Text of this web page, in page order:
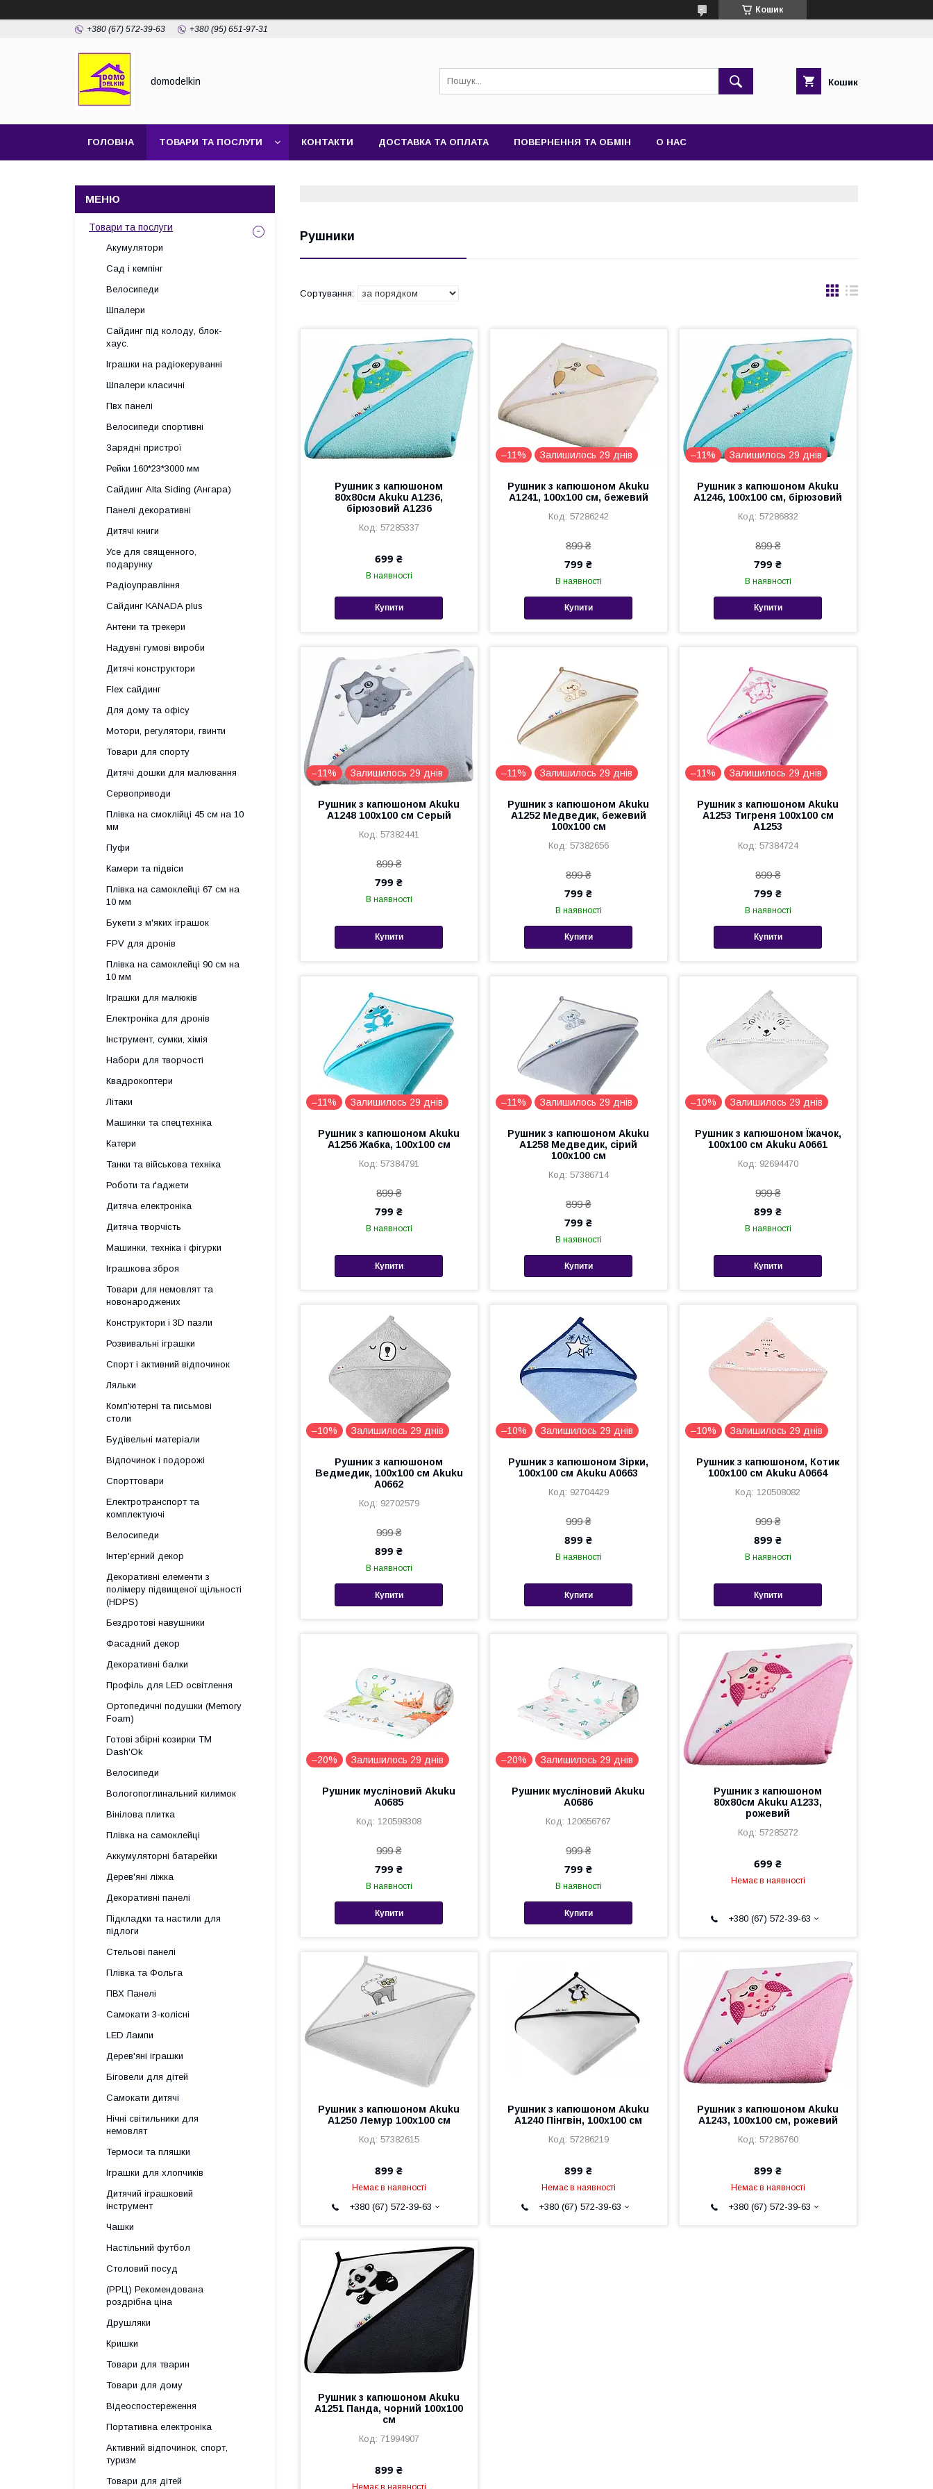
Кошик
+380 (67) 572-39-63 +380 (95) 651-97-31
domodelkin Кошик
ГОЛОВНА ТОВАРИ ТА ПОСЛУГИ КОНТАКТИ ДОСТАВКА ТА ОПЛАТА ПОВЕРНЕННЯ ТА ОБМІН О НАС
Рушники
Рушник з капюшоном
80x80см Akuku A1236,
бірюзовий A1236
57285337
699 ₴
В наявності
Купити
–11% Залишилось 29 днів
Рушник з капюшоном Akuku
A1241, 100x100 см, бежевий
57286242
899 ₴
799 ₴
В наявності
Купити
–11% Залишилось 29 днів
Рушник з капюшоном Akuku
A1246, 100x100 см, бірюзовий
57286832
899 ₴
799 ₴
В наявності
Купити
–11% Залишилось 29 днів
Рушник з капюшоном Akuku
A1248 100x100 см Серый
57382441
899 ₴
799 ₴
В наявності
Купити
–11% Залишилось 29 днів
Рушник з капюшоном Akuku
A1252 Медведик, бежевий
100x100 см
57382656
899 ₴
799 ₴
В наявності
Купити
–11% Залишилось 29 днів
Рушник з капюшоном Akuku
A1253 Тигреня 100x100 см
A1253
57384724
899 ₴
799 ₴
В наявності
Купити
–11% Залишилось 29 днів
Рушник з капюшоном Akuku
A1256 Жабка, 100x100 см
57384791
899 ₴
799 ₴
В наявності
Купити
–11% Залишилось 29 днів
Рушник з капюшоном Akuku
A1258 Медведик, сірий
100x100 см
57386714
899 ₴
799 ₴
В наявності
Купити
–10% Залишилось 29 днів
Рушник з капюшоном Їжачок,
100x100 см Akuku A0661
92694470
999 ₴
899 ₴
В наявності
Купити
–10% Залишилось 29 днів
Рушник з капюшоном
Ведмедик, 100x100 см Akuku
A0662
92702579
999 ₴
899 ₴
В наявності
Купити
–10% Залишилось 29 днів
Рушник з капюшоном Зірки,
100x100 см Akuku A0663
92704429
999 ₴
899 ₴
В наявності
Купити
–10% Залишилось 29 днів
Рушник з капюшоном, Котик
100x100 см Akuku A0664
120508082
999 ₴
899 ₴
В наявності
Купити
–20% Залишилось 29 днів
Рушник мусліновий Akuku
A0685
120598308
999 ₴
799 ₴
В наявності
Купити
–20% Залишилось 29 днів
Рушник мусліновий Akuku
A0686
120656767
999 ₴
799 ₴
В наявності
Купити
Рушник з капюшоном
80x80см Akuku A1233,
рожевий
57285272
699 ₴
Немає в наявності
+380 (67) 572-39-63
Рушник з капюшоном Akuku
A1250 Лемур 100x100 см
57382615
899 ₴
Немає в наявності
+380 (67) 572-39-63
Рушник з капюшоном Akuku
A1240 Пінгвін, 100x100 см
57286219
899 ₴
Немає в наявності
+380 (67) 572-39-63
Рушник з капюшоном Akuku
A1243, 100x100 см, рожевий
57286760
899 ₴
Немає в наявності
+380 (67) 572-39-63
Рушник з капюшоном Akuku
A1251 Панда, чорний 100x100
см
71994907
899 ₴
Немає в наявності
Товари та послуги
Акумулятори
Сад і кемпінг
Велосипеди
Шпалери
Сайдинг під колоду, блок-
хаус.
Іграшки на радіокеруванні
Шпалери класичні
Пвх панелі
Велосипеди спортивні
Зарядні пристрої
Рейки 160*23*3000 мм
Сайдинг Alta Siding (Ангара)
Панелі декоративні
Дитячі книги
Усе для священного,
подарунку
Радіоуправління
Сайдинг KANADA plus
Антени та трекери
Надувні гумові вироби
Дитячі конструктори
Flex сайдинг
Для дому та офісу
Мотори, регулятори, гвинти
Товари для спорту
Дитячі дошки для малювання
Сервоприводи
Плівка на смоклійці 45 см на 10
мм
Пуфи
Камери та підвіси
Плівка на самоклейці 67 см на
10 мм
Букети з м'яких іграшок
FPV для дронів
Плівка на самоклейці 90 см на
10 мм
Іграшки для малюків
Електроніка для дронів
Інструмент, сумки, хімія
Набори для творчості
Квадрокоптери
Літаки
Машинки та спецтехніка
Катери
Танки та військова техніка
Роботи та ґаджети
Дитяча електроніка
Дитяча творчість
Машинки, техніка і фігурки
Іграшкова зброя
Товари для немовлят та
новонароджених
Конструктори і 3D пазли
Розвивальні іграшки
Спорт і активний відпочинок
Ляльки
Комп'ютерні та письмові
столи
Будівельні матеріали
Відпочинок і подорожі
Спорттовари
Електротранспорт та
комплектуючі
Велосипеди
Інтер'єрний декор
Декоративні елементи з
полімеру підвищеної щільності
(HDPS)
Бездротові навушники
Фасадний декор
Декоративні балки
Профіль для LED освітлення
Ортопедичні подушки (Memory
Foam)
Готові збірні козирки ТМ
Dash'Ok
Велосипеди
Вологопоглинальний килимок
Вінілова плитка
Плівка на самоклейці
Аккумуляторні батарейки
Дерев'яні ліжка
Декоративні панелі
Підкладки та настили для
підлоги
Стельові панелі
Плівка та Фольга
ПВХ Панелі
Самокати 3-колісні
LED Лампи
Дерев'яні іграшки
Біговели для дітей
Самокати дитячі
Нічні світильники для
немовлят
Термоси та пляшки
Іграшки для хлопчиків
Дитячий іграшковий
інструмент
Чашки
Настільний футбол
Столовий посуд
(РРЦ) Рекомендована
роздрібна ціна
Друшляки
Кришки
Товари для тварин
Товари для дому
Відеоспостереження
Портативна електроніка
Активний відпочинок, спорт,
туризм
Товари для дітей